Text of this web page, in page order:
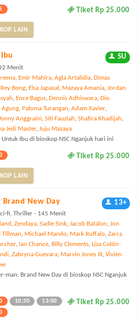
Tiket Rp 25.000
LAIN
SU
Menit
, Emir Mahira, Agla Artalidia, Dimas
Rey Bong, Elsa Japasal , Mazaya Amania, Jordan
, Ence Bagus, Dennis Adhiswara, Dio
Agung, Paloma Turangan, Adam Xavier,
Anggraini, Siti Fauziah, Shafira Khadijah,
Jedi Master, Juju Mazaya
Ibu di bioskop NSC Nganjuk hari ini
Tiket Rp 25.000
LAIN
Brand New Day 13+
fi, Thriller - 145 Menit
, Zendaya, Sadie Sink, Jacob Batalon, Jon
Tillman, Michael Mando, Mark Ruffalo, Zarra
, Ian Chance, Billy Clements, Liza Colón-
, Zabryna Guevara, Marvin Jones III, Vivien
man: Brand New Day di bioskop NSC Nganjuk
Tiket Rp 25.000
10:30
13:00